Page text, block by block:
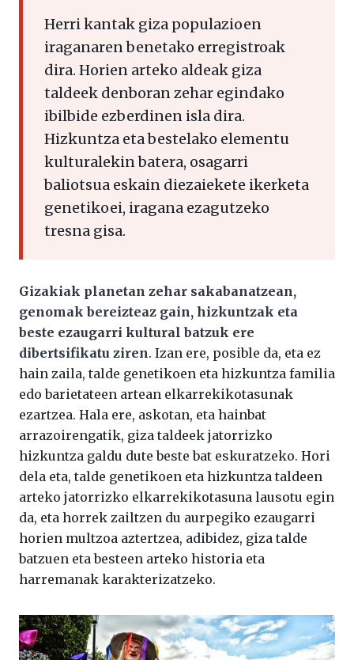
Herri kantak giza populazioen
iraganaren benetako erregistroak
dira. Horien arteko aldeak giza
taldeek denboran zehar egindako
ibilbide ezberdinen isla dira.
Hizkuntza eta bestelako elementu
kulturalekin batera, osagarri
baliotsua eskain diezaiekete ikerketa
genetikoei, iragana ezagutzeko
tresna gisa.
Gizakiak planetan zehar sakabanatzean,
genomak bereizteaz gain, hizkuntzak eta
beste ezaugarri kultural batzuk ere
dibertsifikatu ziren. Izan ere, posible da, eta ez
hain zaila, talde genetikoen eta hizkuntza familia
edo barietateen artean elkarrekikotasunak
ezartzea. Hala ere, askotan, eta hainbat
arrazoirengatik, giza taldeek jatorrizko
hizkuntza galdu dute beste bat eskuratzeko. Hori
dela eta, talde genetikoen eta hizkuntza taldeen
arteko jatorrizko elkarrekikotasuna lausotu egin
da, eta horrek zailtzen du aurpegiko ezaugarri
horien multzoa aztertzea, adibidez, giza talde
batzuen eta besteen arteko historia eta
harremanak karakterizatzeko.